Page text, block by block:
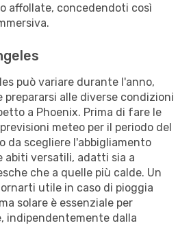
affollate, concedendoti così
può variare durante l'anno,
alle diverse condizioni
a Phoenix. Prima di fare le
meteo per il periodo del
da scegliere l'abbigliamento
abiti versatili, adatti sia a
che a quelle più calde. Un
utile in caso di pioggia
solare è essenziale per
indipendentemente dalla